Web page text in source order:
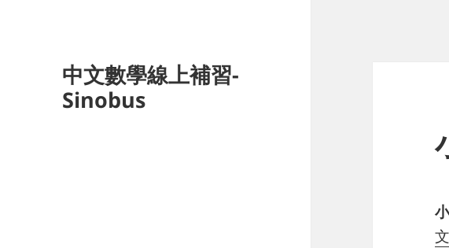
中文數學線上補習-
Sinobus
文